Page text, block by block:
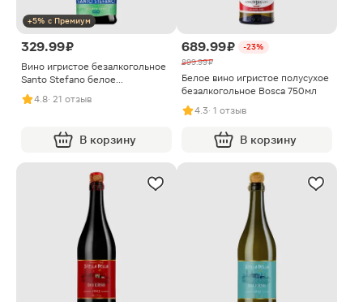
+5% с Премиум
329.99 ₽
Вино игристое безалкогольное
Santo Stefano белое
полусладкое 0.5% 750мл
4.8· 21 отзыв
В корзину
689.99 ₽
-23%
899.99 ₽
Белое вино игристое полусухое
безалкогольное Bosca 750мл
4.3· 1 отзыв
В корзину